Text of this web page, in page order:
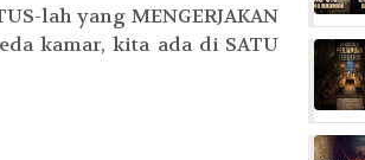
lah yang MENGERJAKAN
kamar, kita ada di SATU